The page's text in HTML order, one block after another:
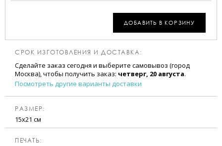
ДОБАВИТЬ В КОРЗИНУ
СРОК ИЗГОТОВЛЕНИЯ И ДОСТАВКА:
Сделайте заказ сегодня и выберите самовывоз (город
Москва), чтобы получить заказ: четверг, 20 августа.
Посмотреть другие варианты доставки
РАЗМЕР:
15х21 см
ПЕЧАТЬ: